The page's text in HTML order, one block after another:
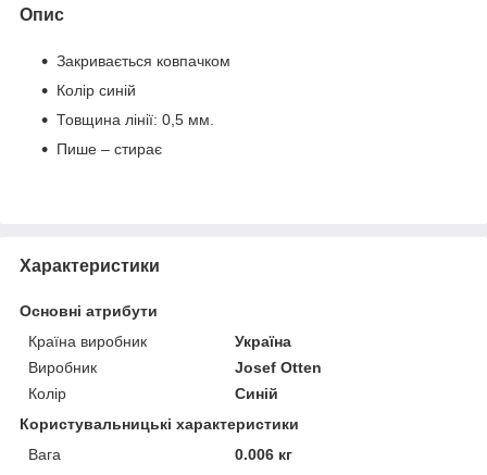
Опис
Закривається ковпачком
Колір синій
Товщина лінії: 0,5 мм.
Пише – стирає
Характеристики
Основні атрибути
Країна виробник
Україна
Виробник
Josef Otten
Колір
Синій
Користувальницькі характеристики
Вага
0.006 кг